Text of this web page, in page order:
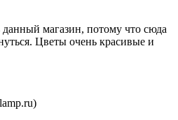
магазин, потому что сюда
Цветы очень красивые и